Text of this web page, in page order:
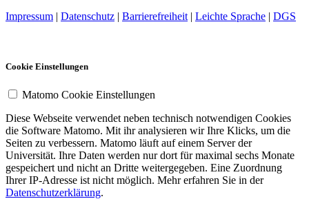
Impressum | Datenschutz | Barrierefreiheit | Leichte Sprache | DGS
Cookie Einstellungen
Matomo Cookie Einstellungen
Diese Webseite verwendet neben technisch notwendigen Cookies
die Software Matomo. Mit ihr analysieren wir Ihre Klicks, um die
Seiten zu verbessern. Matomo läuft auf einem Server der
Universität. Ihre Daten werden nur dort für maximal sechs Monate
gespeichert und nicht an Dritte weitergegeben. Eine Zuordnung
Ihrer IP-Adresse ist nicht möglich. Mehr erfahren Sie in der
Datenschutzerklärung.